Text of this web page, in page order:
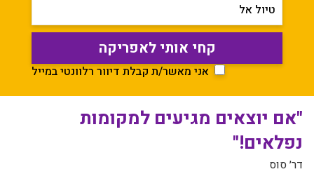
טיול אל
אני מאשר/ת קבלת דיוור רלוונטי במייל
"אם יוצאים מגיעים למקומות
נפלאים!"
דר׳ סוס